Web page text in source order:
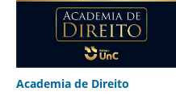
Academia de Direito